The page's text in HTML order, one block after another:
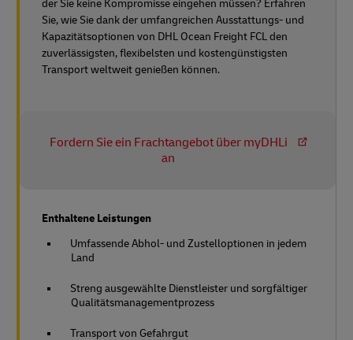
der Sie keine Kompromisse eingehen müssen? Erfahren
Sie, wie Sie dank der umfangreichen Ausstattungs- und
Kapazitätsoptionen von DHL Ocean Freight FCL den
zuverlässigsten, flexibelsten und kostengünstigsten
Transport weltweit genießen können.
Fordern Sie ein Frachtangebot über myDHLi
an
Enthaltene Leistungen
Umfassende Abhol- und Zustelloptionen in jedem
Land
Streng ausgewählte Dienstleister und sorgfältiger
Qualitätsmanagementprozess
Transport von Gefahrgut